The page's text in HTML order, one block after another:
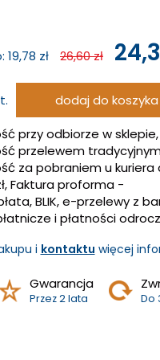
19,78 zł 26,60 zł
dodaj do koszyka
przy odbiorze w sklepie,
przelewem
za pobraniem u kuriera
Faktura proforma -
BLIK, e-przelewy z
i płatności
i kontaktu więcej
Gwarancja
Przez 2 lata Do